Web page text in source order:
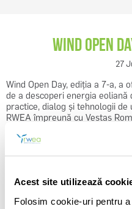
Acest site utilizează
Folosim cookie-uri pentru
Wind Open
27
Wind Open Day, ediția a 7-a, a
de a descoperi energia
practice, dialog și tehnologii
RWEA împreună cu Vestas
studenți, tineri ingineri,
jurnaliști într-un cadru
răspunsuri cu specialiști din
presupune mentenanța lor și